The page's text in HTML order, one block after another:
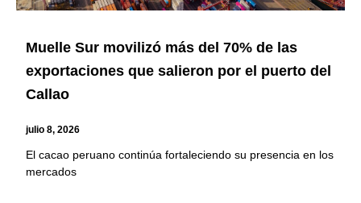
Muelle Sur movilizó más del 70% de las
exportaciones que salieron por el puerto del
Callao
julio 8, 2026
El cacao peruano continúa fortaleciendo su presencia en los
mercados